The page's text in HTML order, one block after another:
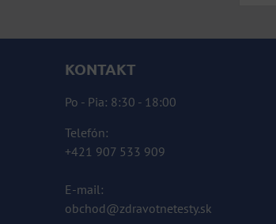
KONTAKT
Po - Pia: 8:30 - 18:00
Telefón:
+421 907 533 909
E-mail:
obchod@zdravotnetesty.sk